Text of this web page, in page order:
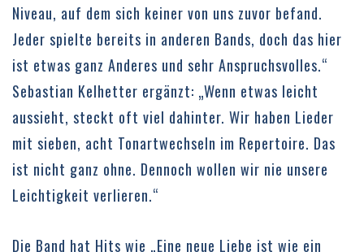
Niveau, auf dem sich keiner von uns zuvor befand.
Jeder spielte bereits in anderen Bands, doch das hier
ist etwas ganz Anderes und sehr Anspruchsvolles.“
Sebastian Kelhetter ergänzt: „Wenn etwas leicht
aussieht, steckt oft viel dahinter. Wir haben Lieder
mit sieben, acht Tonartwechseln im Repertoire. Das
ist nicht ganz ohne. Dennoch wollen wir nie unsere
Leichtigkeit verlieren.“
Die Band hat Hits wie „Eine neue Liebe ist wie ein